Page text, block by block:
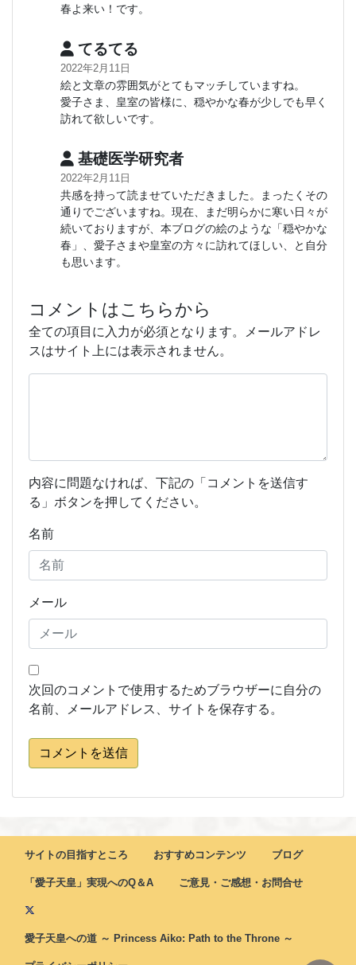
春よ来い！です。
てるてる
2022年2月11日
絵と文章の雰囲気がとてもマッチしていますね。
愛子さま、皇室の皆様に、穏やかな春が少しでも早く
訪れて欲しいです。
基礎医学研究者
2022年2月11日
共感を持って読ませていただきました。まったくその
通りでございますね。現在、まだ明らかに寒い日々が
続いておりますが、本ブログの絵のような「穏やかな
春」、愛子さまや皇室の方々に訪れてほしい、と自分
も思います。
コメントはこちらから
全ての項目に入力が必須となります。メールアドレ
スはサイト上には表示されません。
内容に問題なければ、下記の「コメントを送信す
る」ボタンを押してください。
名前
メール
次回のコメントで使用するためブラウザーに自分の
名前、メールアドレス、サイトを保存する。
コメントを送信
サイトの目指すところ おすすめコンテンツ ブログ
「愛子天皇」実現へのQ＆A ご意見・ご感想・お問合せ
愛子天皇への道 ～ Princess Aiko: Path to the Throne ～